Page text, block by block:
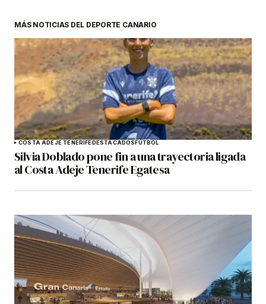
MÁS NOTICIAS DEL DEPORTE CANARIO
COSTA ADEJE TENERIFEDESTACADOSFÚTBOL
Silvia Doblado pone fin a una trayectoria ligada
al Costa Adeje Tenerife Egatesa